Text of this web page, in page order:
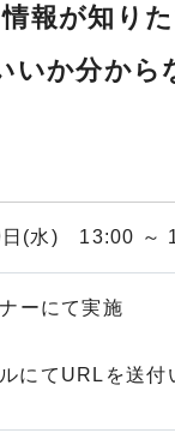
報が知り
いか分か
日(水) 13:00 ～
ーにて実施
にてURLを送付